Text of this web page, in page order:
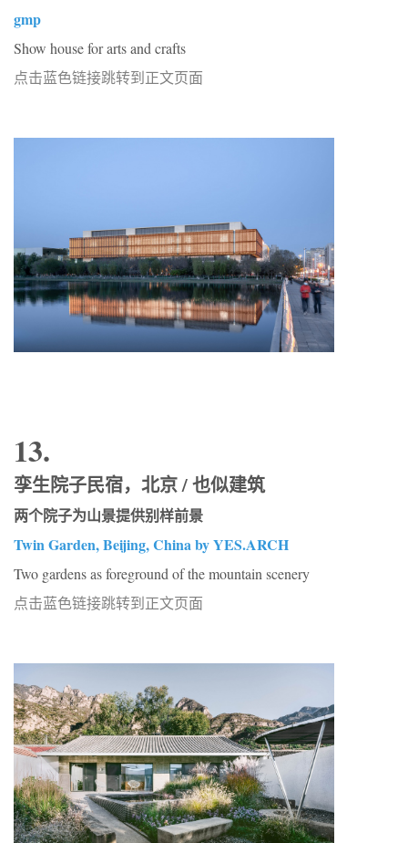
gmp
Show house for arts and crafts
点击蓝色链接跳转到正文页面
13.
孪生院子民宿，北京 / 也似建筑
两个院子为山景提供别样前景
Twin Garden, Beijing, China by YES.ARCH
Two gardens as foreground of the mountain scenery
点击蓝色链接跳转到正文页面